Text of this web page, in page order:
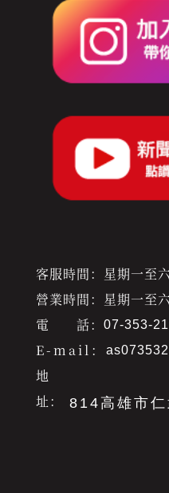
客服時間：星期一至
營業時間：星期一至
電 話：
07-353-
E-mail：
地
址：
814高雄市